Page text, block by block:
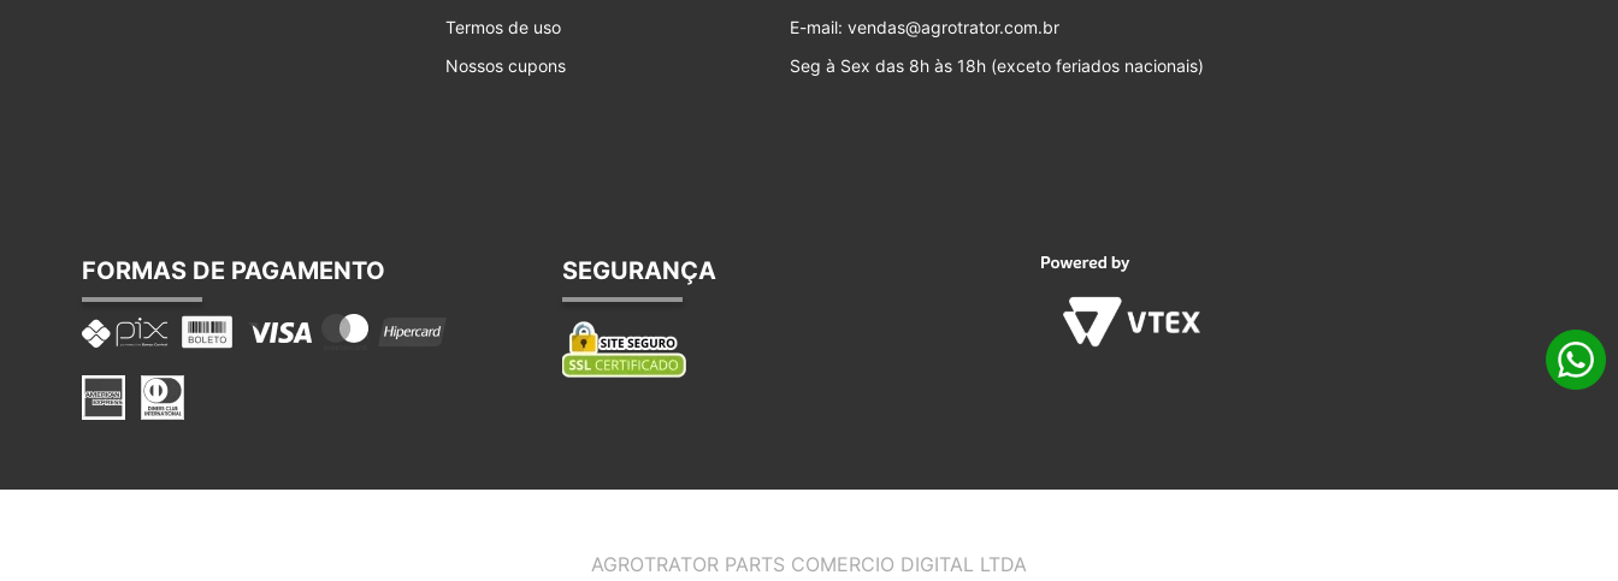
Termos de uso
Nossos cupons
E-mail: vendas@agrotrator.com.br
Seg à Sex das 8h às 18h (exceto feriados nacionais)
FORMAS DE PAGAMENTO SEGURANÇA
AGROTRATOR PARTS COMERCIO DIGITAL LTDA